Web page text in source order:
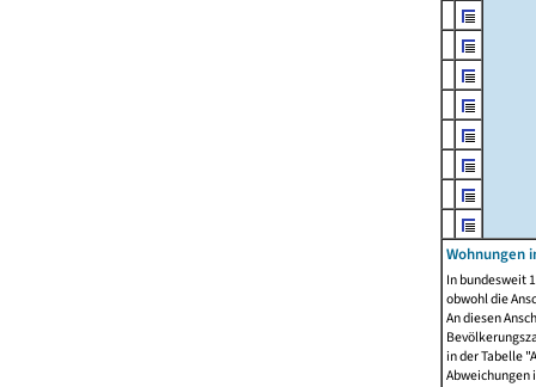
Wohnungen
In bundesweit
obwohl die
An diesen
in der Tabelle
Abweichungen